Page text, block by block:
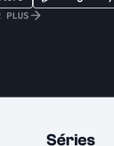
PLUS
Séries